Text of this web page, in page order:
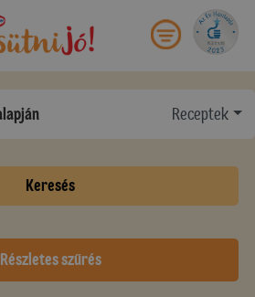
Receptek
Keresés
Részletes szűrés